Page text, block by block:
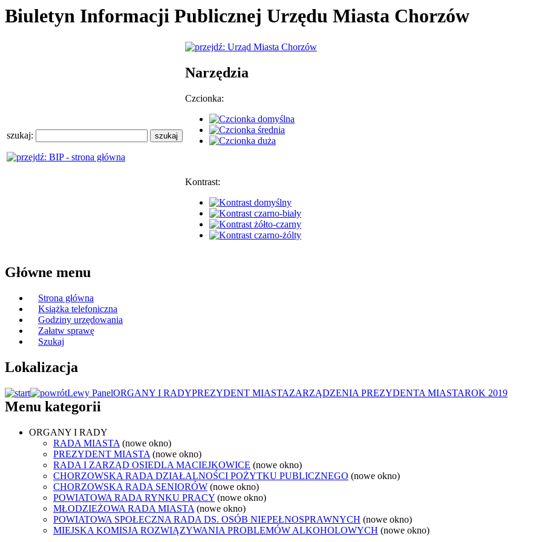
Biuletyn Informacji Publicznej Urzędu Miasta Chorzów
szukaj:
Narzędzia
Czcionka:
Kontrast:
Główne menu
Strona główna
Książka telefoniczna
Godziny urzędowania
Załatw sprawę
Szukaj
Lokalizacja
Lewy PanelORGANY I RADYPREZYDENT MIASTAZARZĄDZENIA PREZYDENTA MIASTAROK 2019
Menu kategorii
ORGANY I RADY
RADA MIASTA (nowe okno)
PREZYDENT MIASTA (nowe okno)
RADA I ZARZĄD OSIEDLA MACIEJKOWICE (nowe okno)
CHORZOWSKA RADA DZIAŁALNOŚCI POŻYTKU PUBLICZNEGO (nowe okno)
CHORZOWSKA RADA SENIORÓW (nowe okno)
POWIATOWA RADA RYNKU PRACY (nowe okno)
MŁODZIEŻOWA RADA MIASTA (nowe okno)
POWIATOWA SPOŁECZNA RADA DS. OSÓB NIEPEŁNOSPRAWNYCH (nowe okno)
MIEJSKA KOMISJA ROZWIĄZYWANIA PROBLEMÓW ALKOHOLOWYCH (nowe okno)